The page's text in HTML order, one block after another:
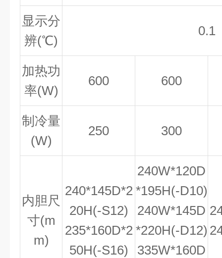
显示分
辨(℃)
0.1
加热功
率(W)
600 600
制冷量
(W)
250 300
内胆尺
寸(m
m)
240*145D*2
20H(-S12)
235*160D*2
50H(-S16)
240W*120D
*195H(-D10)
240W*145D
*220H(-D12)
335W*160D